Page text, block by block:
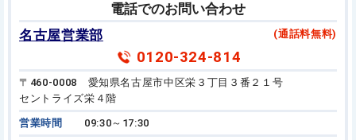
電話でのお問い合わせ
名古屋営業部
(通話料無料)
0120-324-814
〒460-0008 愛知県名古屋市中区栄３丁目３番２１号
セントライズ栄４階
営業時間 09:30～17:30